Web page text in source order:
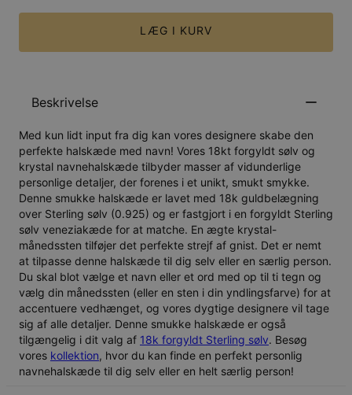
LÆG I KURV
Beskrivelse
Med kun lidt input fra dig kan vores designere skabe den
perfekte halskæde med navn! Vores 18kt forgyldt sølv og
krystal navnehalskæde tilbyder masser af vidunderlige
personlige detaljer, der forenes i et unikt, smukt smykke.
Denne smukke halskæde er lavet med 18k guldbelægning
over Sterling sølv (0.925) og er fastgjort i en forgyldt Sterling
sølv veneziakæde for at matche. En ægte krystal-
månedssten tilføjer det perfekte strejf af gnist. Det er nemt
at tilpasse denne halskæde til dig selv eller en særlig person.
Du skal blot vælge et navn eller et ord med op til ti tegn og
vælg din månedssten (eller en sten i din yndlingsfarve) for at
accentuere vedhænget, og vores dygtige designere vil tage
sig af alle detaljer. Denne smukke halskæde er også
tilgængelig i dit valg af 18k forgyldt Sterling sølv. Besøg
vores kollektion, hvor du kan finde en perfekt personlig
navnehalskæde til dig selv eller en helt særlig person!